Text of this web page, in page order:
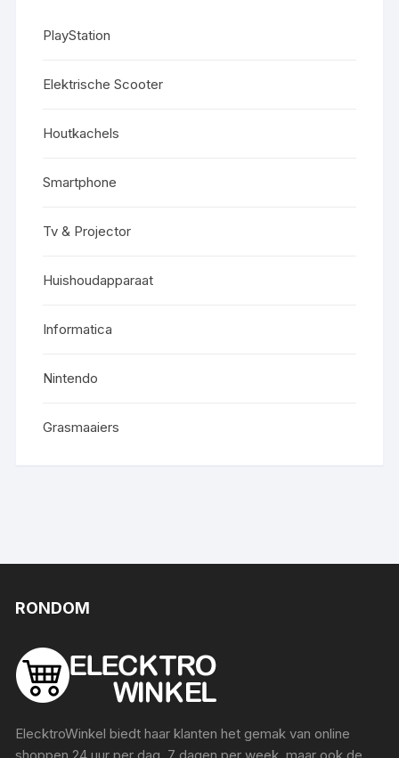
PlayStation
Elektrische Scooter
Houtkachels
Smartphone
Tv & Projector
Huishoudapparaat
Informatica
Nintendo
Grasmaaiers
RONDOM
ElecktroWinkel biedt haar klanten het gemak van online
shoppen 24 uur per dag, 7 dagen per week, maar ook de